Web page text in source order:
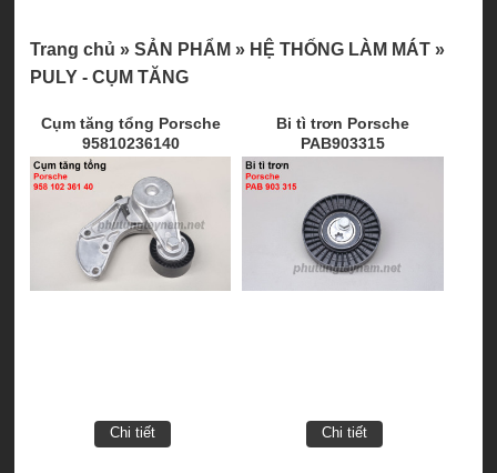
Cụm tăng tổng Porsche
95810236140
Chi tiết
Bi tì trơn Porsche
PAB903315
Chi tiết
Trang chủ » SẢN PHẨM » HỆ THỐNG LÀM MÁT »
PULY - CỤM TĂNG